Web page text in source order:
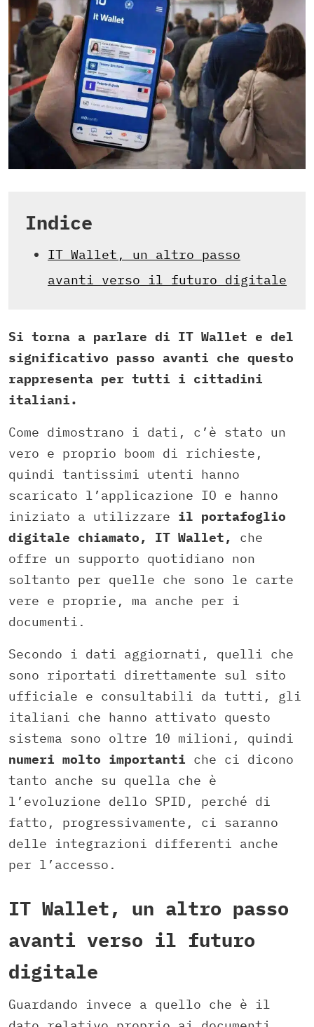
Indice
IT Wallet, un altro passo
avanti verso il futuro digitale
Si torna a parlare di IT Wallet e del
significativo passo avanti che questo
rappresenta per tutti i cittadini
italiani.
Come dimostrano i dati, c’è stato un
vero e proprio boom di richieste,
quindi tantissimi utenti hanno
scaricato l’applicazione IO e hanno
iniziato a utilizzare il portafoglio
digitale chiamato, IT Wallet,
che
offre un supporto quotidiano non
soltanto per quelle che sono le carte
vere e proprie, ma anche per i
documenti.
Secondo i dati aggiornati, quelli che
sono riportati direttamente sul sito
ufficiale e consultabili da tutti, gli
italiani che hanno attivato questo
sistema sono oltre 10 milioni, quindi
numeri molto importanti che ci dicono
tanto anche su quella che è
l’evoluzione dello SPID, perché di
fatto, progressivamente, ci saranno
delle integrazioni differenti anche
per l’accesso.
IT Wallet, un altro passo
avanti verso il futuro
digitale
Guardando invece a quello che è il